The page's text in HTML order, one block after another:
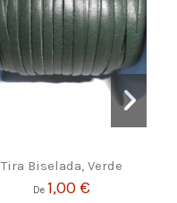
Tira Biselada, Verde
De 1,00 €